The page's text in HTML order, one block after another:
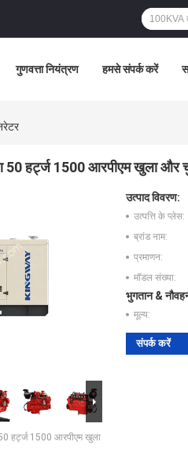
गुणवत्ता नियंत्रण हमसे संपर्क करें
50 हर्ट्ज 1500 आरपीएम खुला
हर्ट्ज 1500 आरपीएम खुला
उत्पाद विवरण:
उत्पत्ति के प्लेस:
ब्रांड नाम:
प्रमाणन:
मॉडल संख्या:
भुगतान &
मूल्य:
संपर्क करें